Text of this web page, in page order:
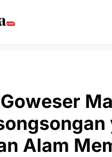
Alam